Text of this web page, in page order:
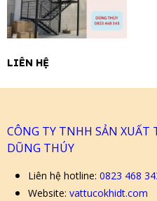
LIÊN HỆ
CÔNG TY TNHH SẢN XUẤT
DŨNG THÚY
Liên hệ hotline: 0823 468
Website: vattucokhidt.com